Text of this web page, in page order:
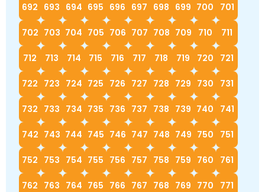
692 693 694 695 696 697 698 699 700 701
702 703 704 705 706 707 708 709 710 711
712 713 714 715 716 717 718 719 720 721
722 723 724 725 726 727 728 729 730 731
732 733 734 735 736 737 738 739 740 741
742 743 744 745 746 747 748 749 750 751
752 753 754 755 756 757 758 759 760 761
762 763 764 765 766 767 768 769 770 771